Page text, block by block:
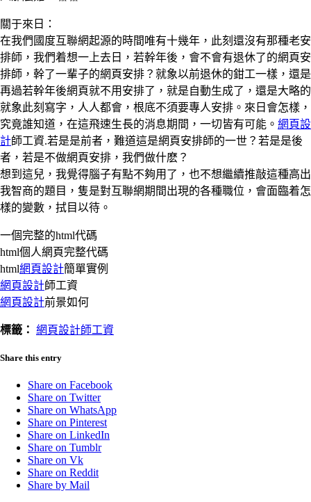
關于來日：
在我們國度互聯網起源的時間唯有十幾年，此刻還沒有那種老安
排師，我們着想一上去日，若幹年後，會不會有退休了的網頁安
排師，幹了一輩子的網頁安排？就象以前退休的鉗工一樣，還是
再過若幹年後網頁就不用安排了，就是自動生成了，還是大略的
就象此刻寫字，人人都會，根底不須要專人安排。來日會怎樣，
究竟誰知道，在這飛速生長的消息期間，一切皆有可能。 網頁設
計師工資.若是是前者，難道這是網頁安排師的一世？若是是後
者，若是不做網頁安排，我們做什麽？
想到這兒，我覺得腦子有點不夠用了，也不想繼續推敲這種高出
我智商的題目，隻是對互聯網期間出現的各種職位，會面臨着怎
樣的變數，拭目以待。
一個完整的html代碼
html個人網頁完整代碼
html網頁設計簡單實例
網頁設計師工資
網頁設計前景如何
標籤： 網頁設計師工資
Share this entry
Share on Facebook
Share on Twitter
Share on WhatsApp
Share on Pinterest
Share on LinkedIn
Share on Tumblr
Share on Vk
Share on Reddit
Share by Mail